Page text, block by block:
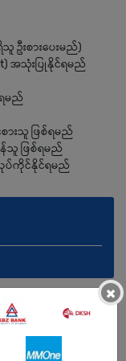
ဦးစားပေးမည်)
အသုံးပြုနိုင်ရမည်
မည်
စားသူ ဖြစ်ရမည်
ဖြစ်ရမည်
လုပ်ကိုင်နိုင်ရမည်
×